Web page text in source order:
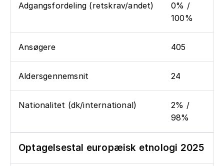
Adgangsfordeling (retskrav/andet)
0% /
100%
Ansøgere 405
Aldersgennemsnit 24
Nationalitet (dk/international)
2% /
98%
Optagelsestal europæisk etnologi 2025